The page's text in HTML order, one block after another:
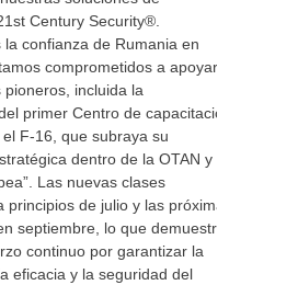
Century Security®.
la confianza de Rumania en
comprometidos a apoyar
pioneros, incluida la
primer Centro de capacitación
F-16, que subraya su
dentro de la OTAN y la
Las nuevas clases
principios de julio y las próximas
septiembre, lo que demuestra
continuo por garantizar la
eficacia y la seguridad del